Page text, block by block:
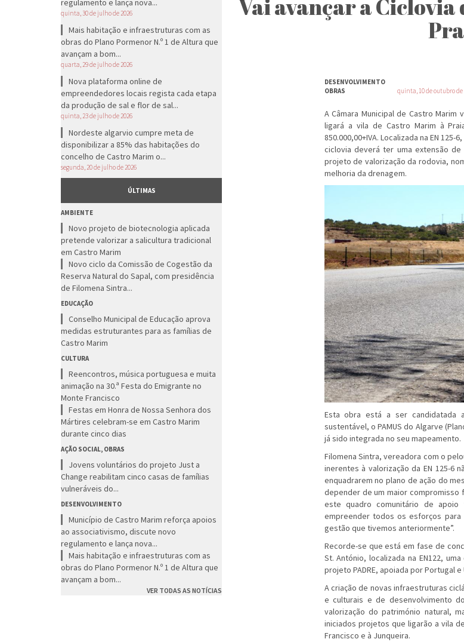
regulamento e lança nova...
quinta, 30 de julho de 2026
Mais habitação e infraestruturas com as
obras do Plano Pormenor N.º 1 de Altura que
avançam a bom...
quarta, 29 de julho de 2026
Nova plataforma online de
empreendedores locais regista cada etapa
da produção de sal e flor de sal...
quinta, 23 de julho de 2026
Nordeste algarvio cumpre meta de
disponibilizar a 85% das habitações do
concelho de Castro Marim o...
segunda, 20 de julho de 2026
ÚLTIMAS
AMBIENTE
Novo projeto de biotecnologia aplicada
pretende valorizar a salicultura tradicional
em Castro Marim
Novo ciclo da Comissão de Cogestão da
Reserva Natural do Sapal, com presidência
de Filomena Sintra...
EDUCAÇÃO
Conselho Municipal de Educação aprova
medidas estruturantes para as famílias de
Castro Marim
CULTURA
Reencontros, música portuguesa e muita
animação na 30.ª Festa do Emigrante no
Monte Francisco
Festas em Honra de Nossa Senhora dos
Mártires celebram-se em Castro Marim
durante cinco dias
AÇÃO SOCIAL, OBRAS
Jovens voluntários do projeto Just a
Change reabilitam cinco casas de famílias
vulneráveis do...
DESENVOLVIMENTO
Município de Castro Marim reforça apoios
ao associativismo, discute novo
regulamento e lança nova...
Mais habitação e infraestruturas com as
obras do Plano Pormenor N.º 1 de Altura que
avançam a bom...
VER TODAS AS NOTÍCIAS
Vai avançar a
DESENVOLVIMENTO
OBRAS
quinta, 10 de outubro de
A Câmara Municipal de Castro
ligará a vila de Castro Marim à
850.000,00+IVA. Localizada na EN
ciclovia deverá ter uma extensão
projeto de valorização da rodovia,
melhoria da drenagem.
Esta obra está a ser candidatada
sustentável, o PAMUS do Algarve
já sido integrada no seu mapeamento.
Filomena Sintra, vereadora com o
inerentes à valorização da EN 125-6
enquadrarem no plano de ação do
depender de um maior compromisso
este quadro comunitário de
empreender todos os esforços
gestão que tivemos anteriormente”.
Recorde-se que está em fase de
St. António, localizada na EN122,
projeto PADRE, apoiada por Portugal e
A criação de novas infraestruturas
e culturais e de desenvolvimento
valorização do património natural,
iniciados projetos que ligarão a vila
Francisco e à Junqueira.